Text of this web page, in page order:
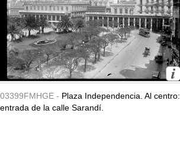
03399FMHGE - Plaza Independencia. Al centro:
entrada de la calle Sarandí.